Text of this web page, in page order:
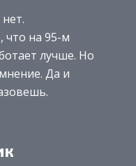
что на 95-м
лучше. Но
Да и